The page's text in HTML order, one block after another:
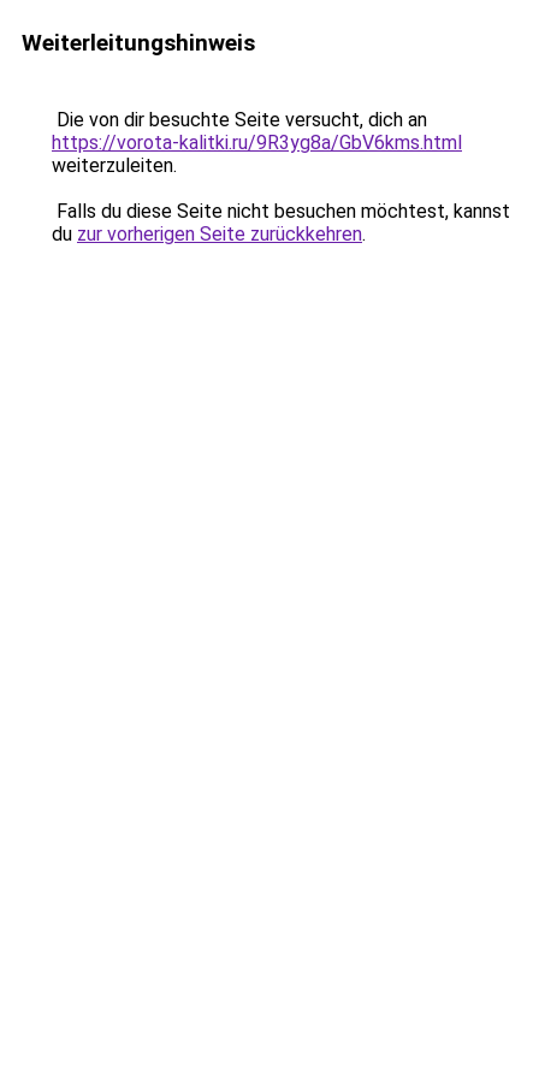
Weiterleitungshinweis
Die von dir besuchte Seite versucht, dich an
https://vorota-kalitki.ru/9R3yg8a/GbV6kms.html
weiterzuleiten.
Falls du diese Seite nicht besuchen möchtest, kannst
du zur vorherigen Seite zurückkehren.